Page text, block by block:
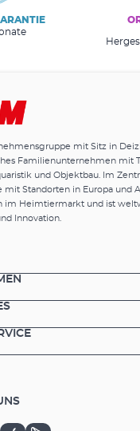
mit Sitz in
Familienunternehmen mit
und Objektbau. Im
mit Standorten in Europa und
im Heimtiermarkt und ist
Innovation.